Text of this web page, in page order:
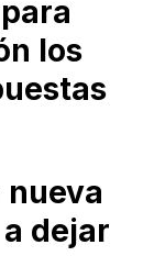
los
dejar